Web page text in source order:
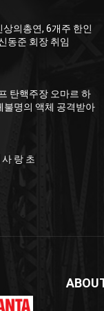
상의총연, 6개주 한인
동준 회장 취임
탄핵주장 오마르 하
불명의 액체 공격받아
랑 초